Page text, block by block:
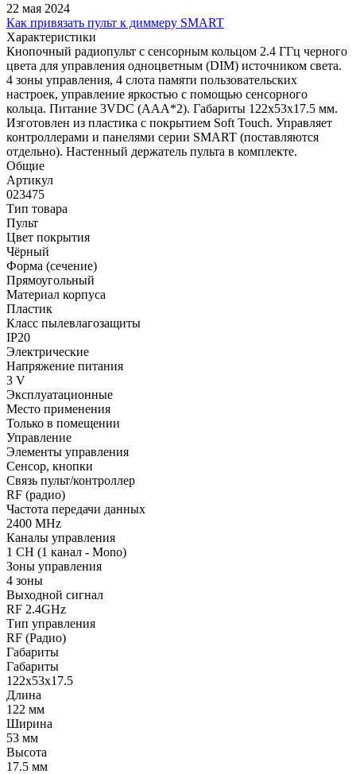
22 мая 2024
Как привязать пульт к диммеру SMART
Характеристики
Кнопочный радиопульт с сенсорным кольцом 2.4 ГГц черного
цвета для управления одноцветным (DIM) источником света.
4 зоны управления, 4 слота памяти пользовательских
настроек, управление яркостью с помощью сенсорного
кольца. Питание 3VDC (AAA*2). Габариты 122x53x17.5 мм.
Изготовлен из пластика с покрытием Soft Touch. Управляет
контроллерами и панелями серии SMART (поставляются
отдельно). Настенный держатель пульта в комплекте.
Общие
Артикул
023475
Тип товара
Пульт
Цвет покрытия
Чёрный
Форма (сечение)
Прямоугольный
Материал корпуса
Пластик
Класс пылевлагозащиты
IP20
Электрические
Напряжение питания
3 V
Эксплуатационные
Место применения
Только в помещении
Управление
Элементы управления
Сенсор, кнопки
Связь пульт/контроллер
RF (радио)
Частота передачи данных
2400 MHz
Каналы управления
1 CH (1 канал - Mono)
Зоны управления
4 зоны
Выходной сигнал
RF 2.4GHz
Тип управления
RF (Радио)
Габариты
Габариты
122x53x17.5
Длина
122 мм
Ширина
53 мм
Высота
17.5 мм